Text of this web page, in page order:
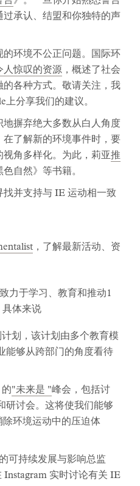
承认、结盟和你独特的声
的环境不公正问题。国际环
人惊叹的资源 ，概述了社会
各种方式。敬请关注，我
分享我们的建议。
摒弃绝大多数从白人角度
了解新的环境事件时，要
角多样化。为此，莉亚推
色自然》等书籍。
并支持与 IE 运动相一致
，了解最新活动、资
力于学习、教育和推动1
具体来说
划，该计划由多个教育模
能够从跨部门的角度看待
"未来是 "峰会，包括讨
研讨会。这将使我们能够
环境运动中的压迫体
可持续发展与影响总监
Instagram 实时讨论有关 IE